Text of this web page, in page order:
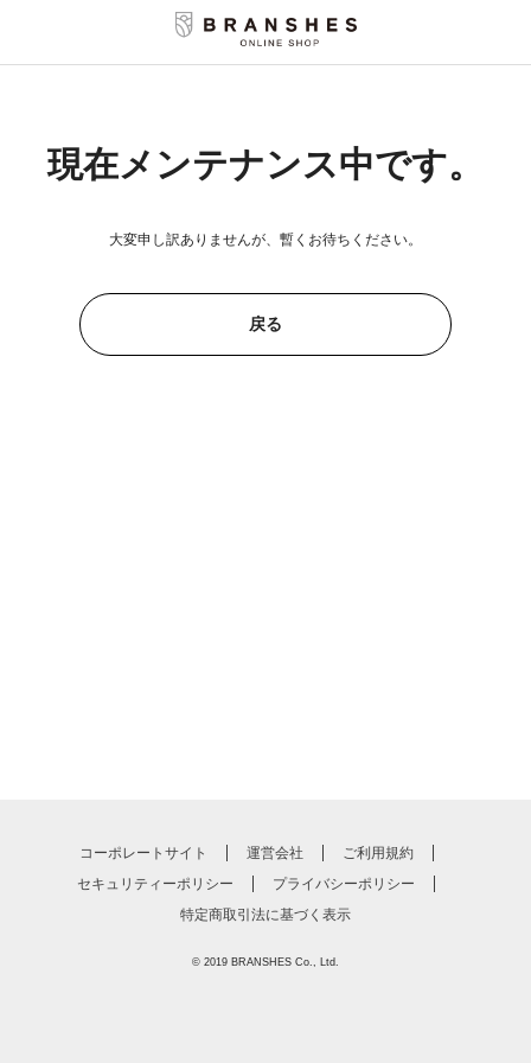
現在メンテナンス中です。
大変申し訳ありませんが、暫くお待ちください。
戻る
コーポレートサイト 運営会社
ご利用規約
セキュリティーポリシー
プライバシーポリシー
特定商取引法に基づく表示
© 2019 BRANSHES Co., Ltd.